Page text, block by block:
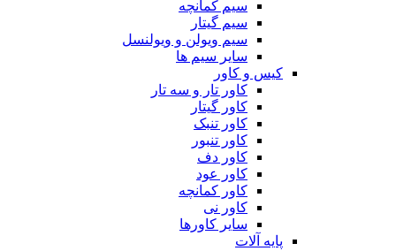
سیم کمانچه
سیم گیتار
سیم ویولن و ویولنسل
سایر سیم ها
کیس و کاور
کاور تار و سه تار
کاور گیتار
کاور تنبک
کاور تنبور
کاور دف
کاور عود
کاور کمانچه
کاور نی
سایر کاورها
پایه آلات